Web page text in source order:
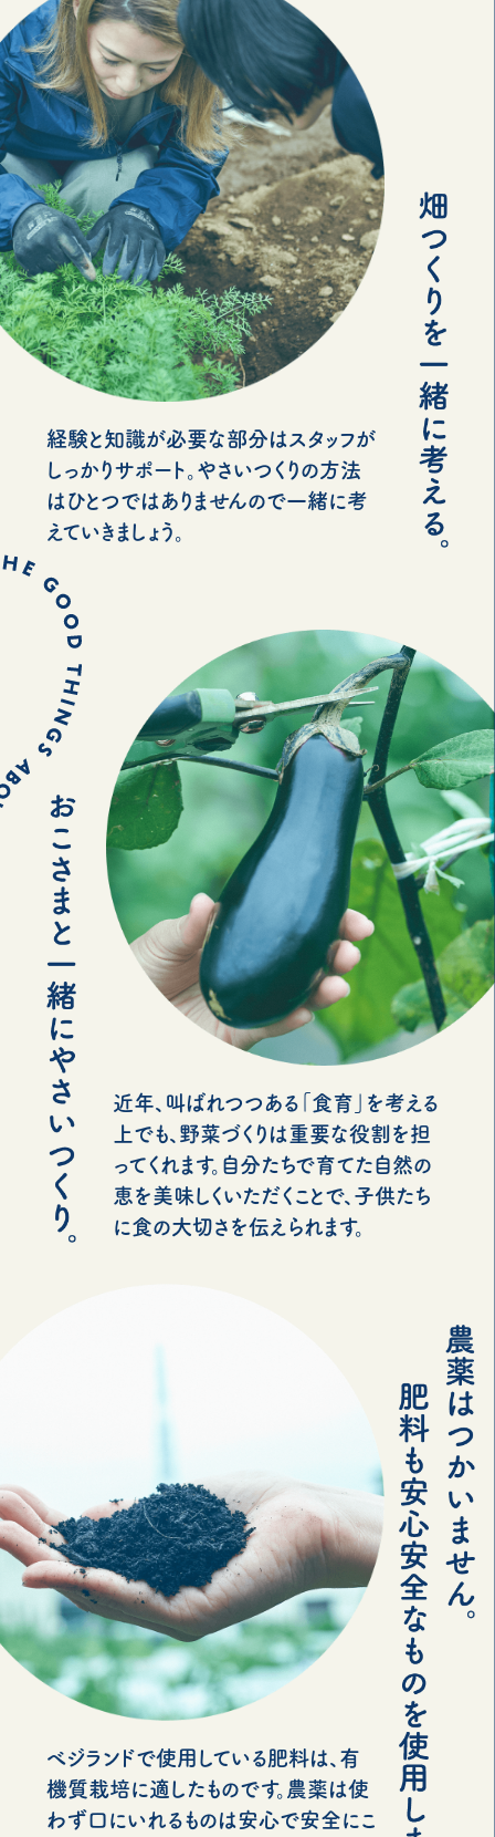
経験と知識が必要な部分はスタッフが
しっかりサポート。やさいつくりの方法
はひとつではありませんので一緒に考
えていきましょう。
近年、叫ばれつつある「食育」を考える
上でも、野菜づくりは重要な役割を担
ってくれます。自分たちで育てた自然の
恵を美味しくいただくことで、子供たち
に食の大切さを伝えられます。
べジランドで使用している肥料は、有
機質栽培に適したものです。農薬は使
わず口にいれるものは安心で安全にこ